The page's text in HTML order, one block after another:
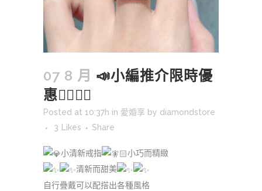
07 8 月 📣小編推介限時優
惠👍🏻👍🏻
Posted at 10:37h in 愛婚享 by diamondstore
3
Likes Share
小清新戒指
小巧而精緻
清新而甜美
自行疊戴可以配搭出各種風格